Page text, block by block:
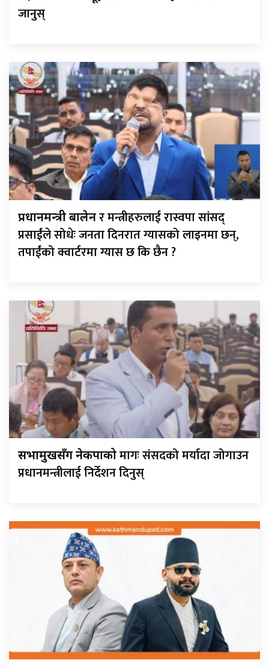
जानुस्
प्रधानमन्त्री बालेनर मन्त्रीहरुलाई रास्वपा सांसद्
प्रसाईंले सोधेः जनता दिनरात ग्यासको लाइनमा छन्,
तपाईंको क्वार्टरमा ग्यास छ कि छैन ?
सभामुखसँग नेकपाकोमागः संसदको मर्यादा जोगाउन
प्रधानमन्त्रीलाई निर्देशन दिनुस्